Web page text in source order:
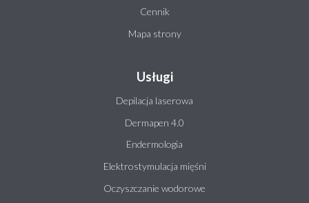
Cennik
Mapa strony
Usługi
Depilacja laserowa
Dermapen 4.0
Endermologia
Elektrostymulacja mięśni
Oczyszczanie wodorowe